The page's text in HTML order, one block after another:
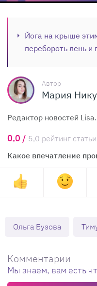
Йога на крыше
перебороть лень и
Автор
Мария
Редактор новостей
0,0 / 5,0 рейтинг статьи
Какое впечатление
Ольга Бузова
Комментарии
Мы знаем, вам есть